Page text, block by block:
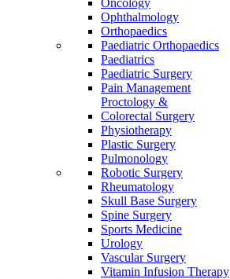
Ophthalmology
Orthopaedics
Paediatric Orthopaedics
Paediatrics
Paediatric Surgery
Pain Management
Proctology &
Colorectal Surgery
Physiotherapy
Plastic Surgery
Pulmonology
Robotic Surgery
Rheumatology
Skull Base Surgery
Spine Surgery
Sports Medicine
Urology
Vascular Surgery
Vitamin Infusion Therapy